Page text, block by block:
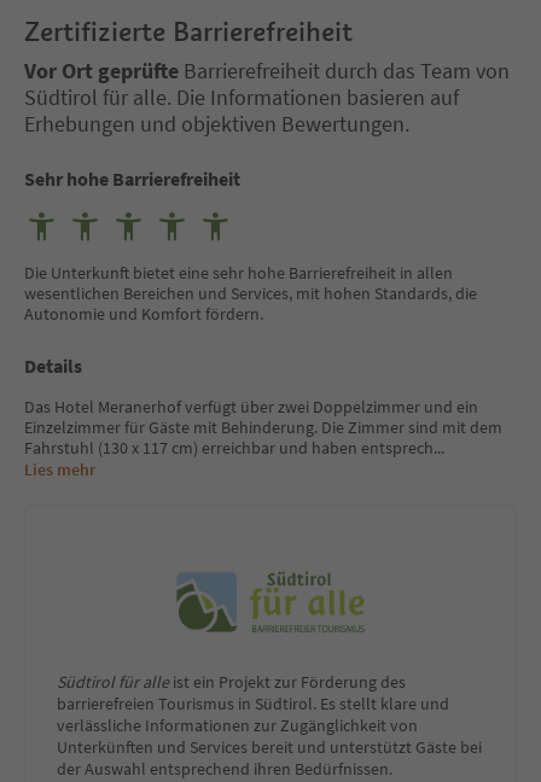
Zertifizierte Barrierefreiheit
Vor Ort geprüfte Barrierefreiheit durch das Team von
Südtirol für alle. Die Informationen basieren auf
Erhebungen und objektiven Bewertungen.
Sehr hohe Barrierefreiheit
Die Unterkunft bietet eine sehr hohe Barrierefreiheit in allen
wesentlichen Bereichen und Services, mit hohen Standards, die
Autonomie und Komfort fördern.
Details
Das Hotel Meranerhof verfügt über zwei Doppelzimmer und ein
Einzelzimmer für Gäste mit Behinderung. Die Zimmer sind mit dem
Fahrstuhl (130 x 117 cm) erreichbar und haben entsprech...
Lies mehr
Südtirol für alleist ein Projekt zur Förderung des
barrierefreien Tourismus in Südtirol. Es stellt klare und
verlässliche Informationen zur Zugänglichkeit von
Unterkünften und Services bereit und unterstützt Gäste bei
der Auswahl entsprechend ihren Bedürfnissen.